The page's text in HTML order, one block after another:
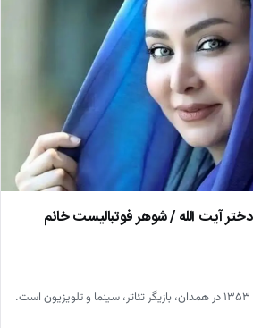
آیت الله / شوهر فوتبالیست خانم
فقیهه سلطانی متولد ۲۹ مرداد ۱۳۵۳ در همدان، بازیگر تئاتر، سینما و تلویزیون است.